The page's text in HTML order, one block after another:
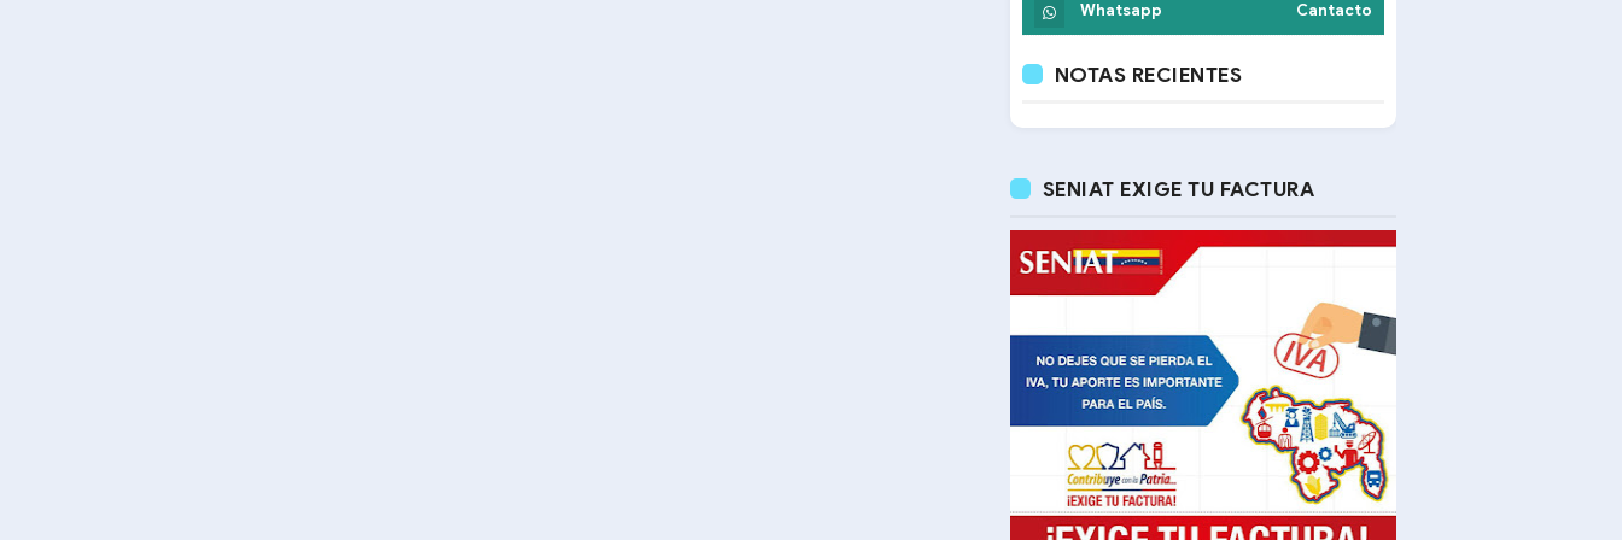
Whatsapp Cantacto
NOTAS RECIENTES
SENIAT EXIGE TU FACTURA